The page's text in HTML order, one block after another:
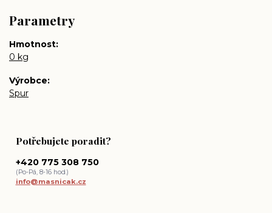
Parametry
Hmotnost
0 kg
Výrobce
Spur
Potřebujete poradit?
+420 775 308 750
(Po-Pá, 8-16 hod.)
info@masnicak.cz